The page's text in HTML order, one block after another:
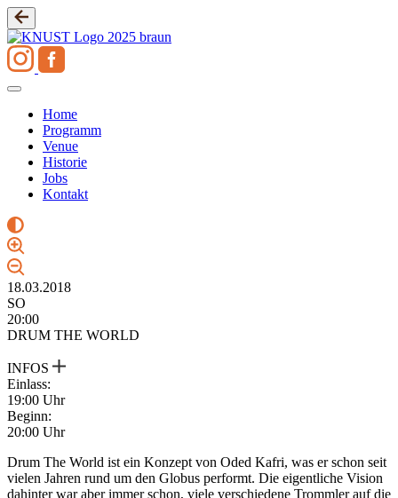
Zum
Inhalt
springen
Home
Programm
Venue
Historie
Jobs
Kontakt
18.03.2018
SO
20:00
DRUM THE WORLD
INFOS
Einlass:
19:00 Uhr
Beginn:
20:00 Uhr
Drum The World ist ein Konzept von Oded Kafri, was er schon seit
vielen Jahren rund um den Globus performt. Die eigentliche Vision
dahinter war aber immer schon, viele verschiedene Trommler auf die